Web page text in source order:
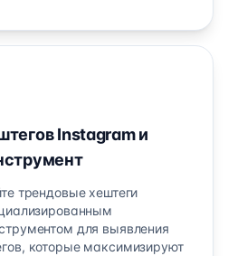
Instagram и
трендовые хештеги
для выявления
которые максимизируют